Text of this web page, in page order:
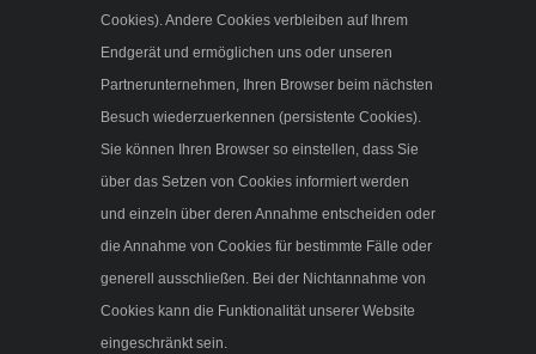
Cookies). Andere Cookies verbleiben auf Ihrem
Endgerät und ermöglichen uns oder unseren
Partnerunternehmen, Ihren Browser beim nächsten
Besuch wiederzuerkennen (persistente Cookies).
Sie können Ihren Browser so einstellen, dass Sie
über das Setzen von Cookies informiert werden
und einzeln über deren Annahme entscheiden oder
die Annahme von Cookies für bestimmte Fälle oder
generell ausschließen. Bei der Nichtannahme von
Cookies kann die Funktionalität unserer Website
eingeschränkt sein.